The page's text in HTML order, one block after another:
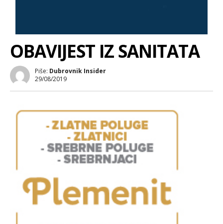
OBAVIJEST IZ SANITATA
Piše: Dubrovnik Insider
29/08/2019